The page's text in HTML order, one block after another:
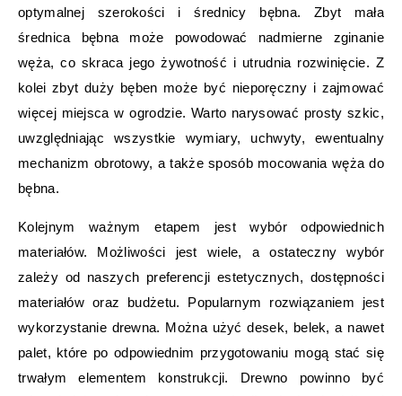
optymalnej szerokości i średnicy bębna. Zbyt mała
średnica bębna może powodować nadmierne zginanie
węża, co skraca jego żywotność i utrudnia rozwinięcie. Z
kolei zbyt duży bęben może być nieporęczny i zajmować
więcej miejsca w ogrodzie. Warto narysować prosty szkic,
uwzględniając wszystkie wymiary, uchwyty, ewentualny
mechanizm obrotowy, a także sposób mocowania węża do
bębna.
Kolejnym ważnym etapem jest wybór odpowiednich
materiałów. Możliwości jest wiele, a ostateczny wybór
zależy od naszych preferencji estetycznych, dostępności
materiałów oraz budżetu. Popularnym rozwiązaniem jest
wykorzystanie drewna. Można użyć desek, belek, a nawet
palet, które po odpowiednim przygotowaniu mogą stać się
trwałym elementem konstrukcji. Drewno powinno być